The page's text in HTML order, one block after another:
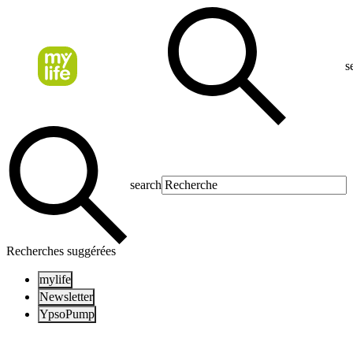
search
Recherches suggérées
mylife
Newsletter
YpsoPump